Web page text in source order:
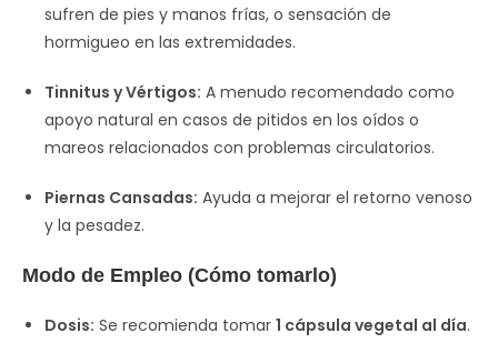
sufren de pies y manos frías, o sensación de
hormigueo en las extremidades.
Tinnitus y Vértigos: A menudo recomendado como
apoyo natural en casos de pitidos en los oídos o
mareos relacionados con problemas circulatorios.
Piernas Cansadas: Ayuda a mejorar el retorno venoso
y la pesadez.
Modo de Empleo (Cómo tomarlo)
Dosis: Se recomienda tomar 1 cápsula vegetal al día.